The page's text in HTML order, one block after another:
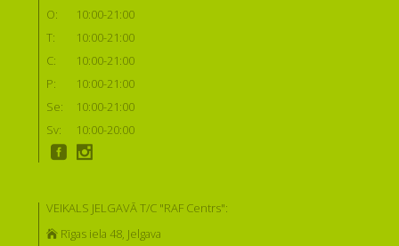
O:
10:00-21:00
T:
10:00-21:00
C:
10:00-21:00
P:
10:00-21:00
Se:
10:00-21:00
Sv:
10:00-20:00
VEIKALS JELGAVĀ T/C "RAF Centrs":
Rīgas iela 48, Jelgava